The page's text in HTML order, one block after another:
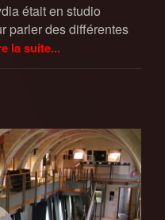
était en studio
parler des différentes
la suite...